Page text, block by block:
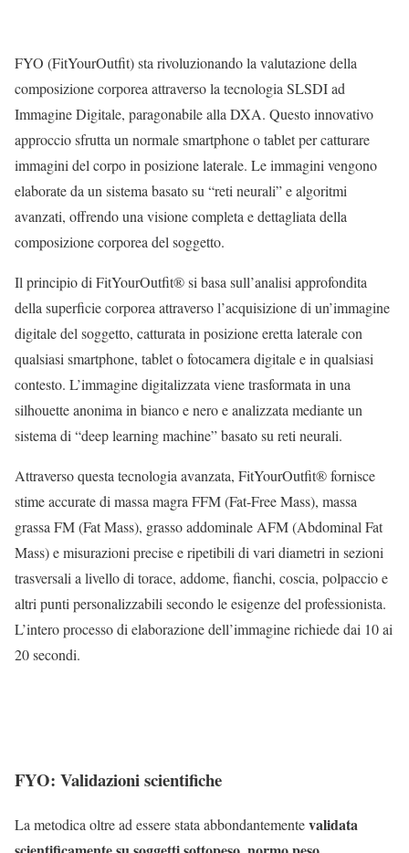
FYO (FitYourOutfit) sta rivoluzionando la valutazione della
composizione corporea attraverso la tecnologia SLSDI ad
Immagine Digitale, paragonabile alla DXA. Questo innovativo
approccio sfrutta un normale smartphone o tablet per catturare
immagini del corpo in posizione laterale. Le immagini vengono
elaborate da un sistema basato su “reti neurali” e algoritmi
avanzati, offrendo una visione completa e dettagliata della
composizione corporea del soggetto.
Il principio di FitYourOutfit® si basa sull’analisi approfondita
della superficie corporea attraverso l’acquisizione di un’immagine
digitale del soggetto, catturata in posizione eretta laterale con
qualsiasi smartphone, tablet o fotocamera digitale e in qualsiasi
contesto. L’immagine digitalizzata viene trasformata in una
silhouette anonima in bianco e nero e analizzata mediante un
sistema di “deep learning machine” basato su reti neurali.
Attraverso questa tecnologia avanzata, FitYourOutfit® fornisce
stime accurate di massa magra FFM (Fat-Free Mass), massa
grassa FM (Fat Mass), grasso addominale AFM (Abdominal Fat
Mass) e misurazioni precise e ripetibili di vari diametri in sezioni
trasversali a livello di torace, addome, fianchi, coscia, polpaccio e
altri punti personalizzabili secondo le esigenze del professionista.
L’intero processo di elaborazione dell’immagine richiede dai 10 ai
20 secondi.
FYO: Validazioni scientifiche
La metodica oltre ad essere stata abbondantementevalidata